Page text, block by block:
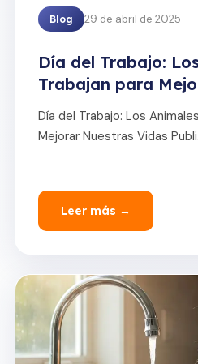
Blog 29 de abril de 2025
Día del Trabajo:
Trabajan para
Vidas
Día del Trabajo: Los
Mejorar Nuestras Vidas
Leer más →